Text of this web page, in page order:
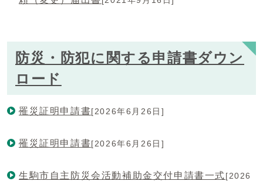
防災・防犯に関する申請書ダウン
ロード
罹災証明申請書[2026年6月26日]
罹災証明申請書[2026年6月26日]
生駒市自主防災会活動補助金交付申請書一式[2026